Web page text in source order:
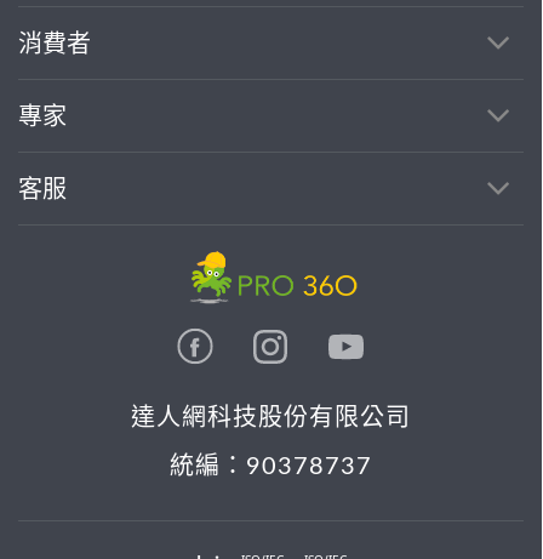
消費者
專家
客服
達人網科技股份有限公司
統編：90378737
繼續完成